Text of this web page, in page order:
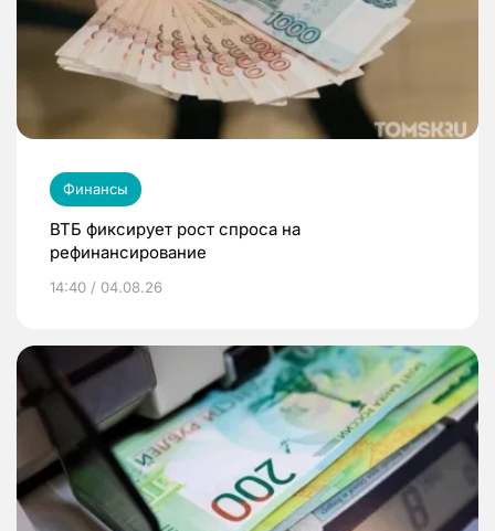
Финансы
ВТБ фиксирует рост спроса на
рефинансирование
14:40 / 04.08.26